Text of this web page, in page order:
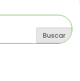
Buscar